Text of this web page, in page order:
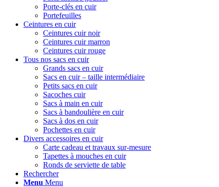
Porte-clés en cuir
Portefeuilles
Ceintures en cuir
Ceintures cuir noir
Ceintures cuir marron
Ceintures cuir rouge
Tous nos sacs en cuir
Grands sacs en cuir
Sacs en cuir – taille intermédiaire
Petits sacs en cuir
Sacoches cuir
Sacs à main en cuir
Sacs à bandoulière en cuir
Sacs à dos en cuir
Pochettes en cuir
Divers accessoires en cuir
Carte cadeau et travaux sur-mesure
Tapettes à mouches en cuir
Ronds de serviette de table
Rechercher
Menu Menu